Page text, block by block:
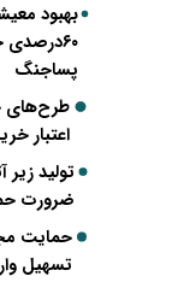
پساجنگ
طرح‌های
اعتبار
تولید
ضرورت
حمایت
تسهیل